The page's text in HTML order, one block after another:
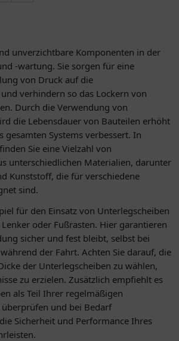
unverzichtbare Komponenten in der
-wartung. Sie sorgen für eine
von Druck auf die
verhindern so das Lockern von
Durch die Verwendung von
die Lebensdauer von Bauteilen erhöht
gesamten Systems verbessert. In
Sie eine Vielzahl von
unterschiedlichen Materialien, darunter
Kunststoff, die für verschiedene
sind.
für den Einsatz von Unterlegscheiben
oder Fußrasten. Hier garantieren
sicher und fest bleibt, selbst bei
der Fahrt. Achten Sie darauf, die
der Unterlegscheiben zu wählen,
zu erzielen. Zusätzlich empfiehlt es
als Teil Ihrer regelmäßigen
und bei Bedarf
Sicherheit und Performance Ihres